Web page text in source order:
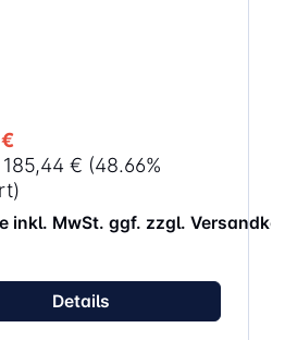
des passenden Binderückens
öffnet sich
wenn voll
185,44 € (48.66%
inkl. MwSt. ggf. zzgl.
Details